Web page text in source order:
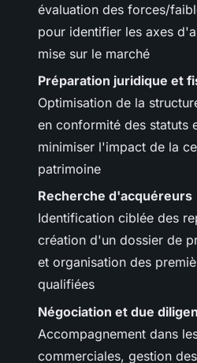
évaluation des forces/
pour identifier les axes
mise sur le marché
Préparation juridique et
Optimisation de la
en conformité des statuts
minimiser l'impact de la
patrimoine
Recherche d'acquéreurs
Identification ciblée des
création d'un dossier de
et organisation des
qualifiées
Négociation et due
Accompagnement dans
commerciales, gestion